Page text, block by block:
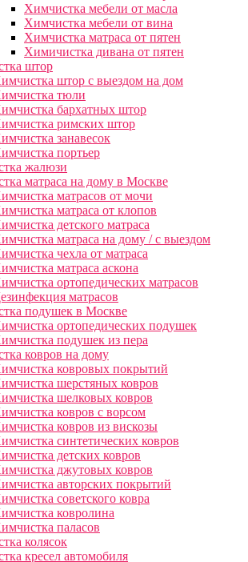
Химчистка мебели от масла
Химчистка мебели от вина
Химчистка матраса от пятен
Химичистка дивана от пятен
штор
штор с выездом на дом
тюли
бархатных штор
римских штор
занавесок
портьер
жалюзи
матраса на дому в Москве
матрасов от мочи
матраса от клопов
детского матраса
матраса на дому / с выездом
чехла от матраса
матраса аскона
ортопедических матрасов
матрасов
подушек в Москве
ортопедических подушек
подушек из пера
ковров на дому
ковровых покрытий
шерстяных ковров
шелковых ковров
ковров с ворсом
ковров из вискозы
синтетических ковров
детских ковров
джутовых ковров
авторских покрытий
советского ковра
ковролина
паласов
колясок
кресел автомобиля